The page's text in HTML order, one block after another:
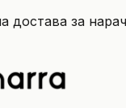
достава за